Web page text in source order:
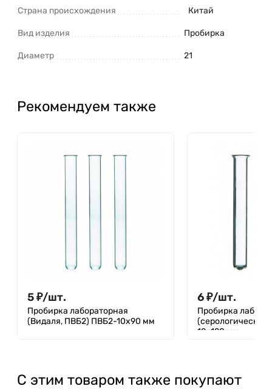
Страна происхождения Китай
Вид изделия Пробирка
Диаметр 21
Рекомендуем также
5₽/шт.
Пробирка лабораторная
(Видаля, ПВБ2) ПВБ2-10х90 мм
6₽/шт.
Пробирка
12х120 мм
С этим товаром также покупают